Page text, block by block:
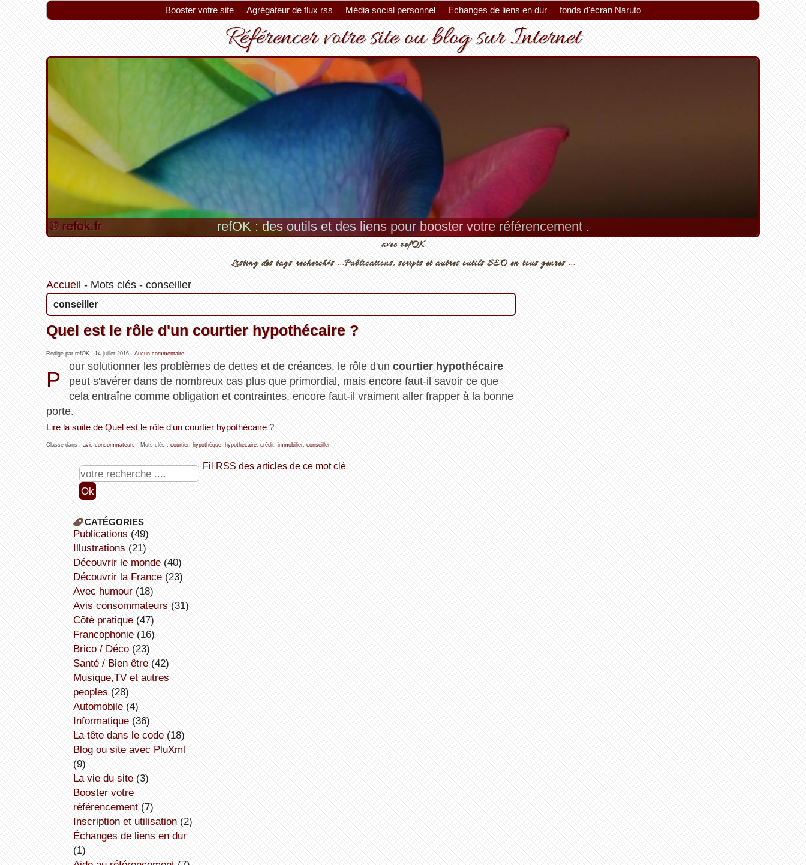
Booster votre site Agrégateur de flux rss Média social personnel Echanges de liens en dur fonds d'écran Naruto
Référencer votre site ou blog sur Internet
refOK : des outils et des liens pour booster votre référencement .
Astuces, conseils et outils pour un meilleur référencement.
avec refOK
Listing des tags recherchés ...Publications, scripts et autres outils SEO en tous genres ...
Accueil - Mots clés- conseiller
conseiller
Quel est le rôle d'un courtier hypothécaire ?
Rédigé par refOK - 14 juillet 2016- Aucun commentaire
P
our solutionner les problèmes de dettes et de créances, le rôle d'un courtier hypothécaire
peut s'avérer dans de nombreux cas plus que primordial, mais encore faut-il savoir ce que
cela entraîne comme obligation et contraintes, encore faut-il vraiment aller frapper à la bonne
porte.
Lire la suite de Quel est le rôle d'un courtier hypothécaire ?
Classé dans : avis consommateurs- Mots clés : courtier, hypothéque, hypothécaire, crédit, immobilier, conseiller
Fil RSS des articles de ce mot clé
CATÉGORIES
publications (49)
illustrations (21)
découvrir le monde(40)
découvrir la France(23)
avec humour(18)
avis consommateurs (31)
côté pratique(47)
Francophonie(16)
Brico / Déco(23)
Santé / Bien être(42)
Musique,TV et autres
peoples (28)
Automobile(4)
informatique(36)
la tête dans le code(18)
Blog ou site avec PluXml
(9)
la vie du site(3)
booster votre
référencement(7)
inscription et utilisation(2)
échanges de liens en dur
(1)